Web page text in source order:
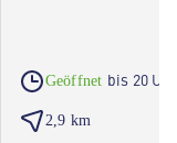
Geöffnet bis 20
2,9 km